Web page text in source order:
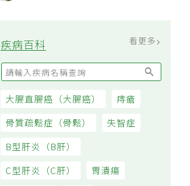
疾病百科 看更多
大腸直腸癌（大腸癌）
痔瘡
骨質疏鬆症（骨鬆）
失智症
B型肝炎（B肝）
C型肝炎（C肝）
胃潰瘍